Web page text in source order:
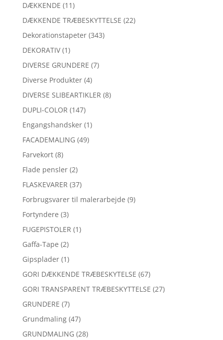
DÆKKENDE (11)
DÆKKENDE TRÆBESKYTTELSE (22)
Dekorationstapeter (343)
DEKORATIV (1)
DIVERSE GRUNDERE (7)
Diverse Produkter (4)
DIVERSE SLIBEARTIKLER (8)
DUPLI-COLOR (147)
Engangshandsker (1)
FACADEMALING (49)
Farvekort (8)
Flade pensler (2)
FLASKEVARER (37)
Forbrugsvarer til malerarbejde (9)
Fortyndere (3)
FUGEPISTOLER (1)
Gaffa-Tape (2)
Gipsplader (1)
GORI DÆKKENDE TRÆBESKYTELSE (67)
GORI TRANSPARENT TRÆBESKYTTELSE (27)
GRUNDERE (7)
Grundmaling (47)
GRUNDMALING (28)